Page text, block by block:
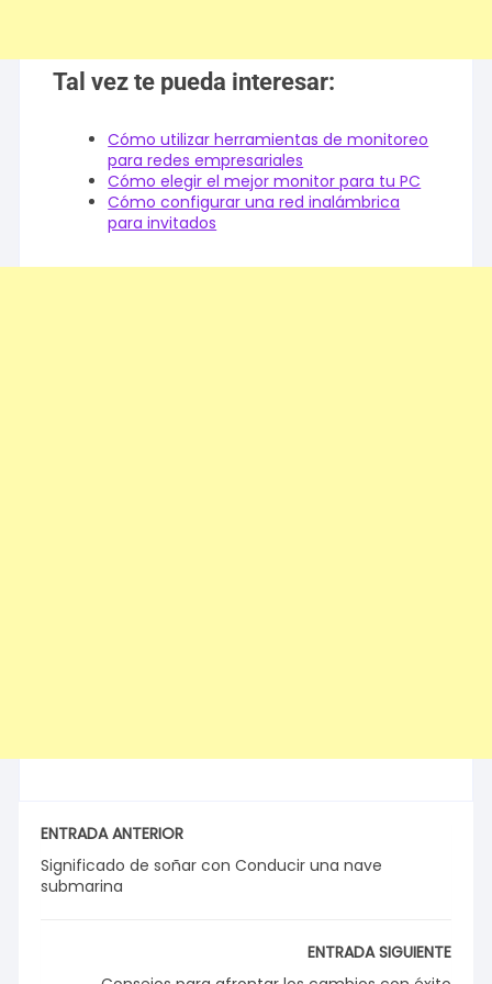
Tal vez te pueda interesar:
Cómo utilizar herramientas de monitoreo
para redes empresariales
Cómo elegir el mejor monitor para tu PC
Cómo configurar una red inalámbrica
para invitados
ENTRADA ANTERIOR
Significado de soñar con Conducir una nave
submarina
ENTRADA SIGUIENTE